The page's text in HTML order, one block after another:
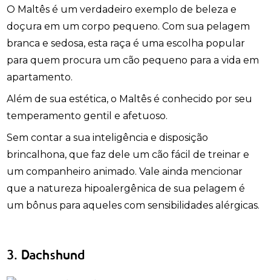
O Maltês é um verdadeiro exemplo de beleza e
doçura em um corpo pequeno. Com sua pelagem
branca e sedosa, esta raça é uma escolha popular
para quem procura um cão pequeno para a vida em
apartamento.
Além de sua estética, o Maltês é conhecido por seu
temperamento gentil e afetuoso.
Sem contar a sua inteligência e disposição
brincalhona, que faz dele um cão fácil de treinar e
um companheiro animado. Vale ainda mencionar
que a natureza hipoalergênica de sua pelagem é
um bônus para aqueles com sensibilidades alérgicas.
3. Dachshund